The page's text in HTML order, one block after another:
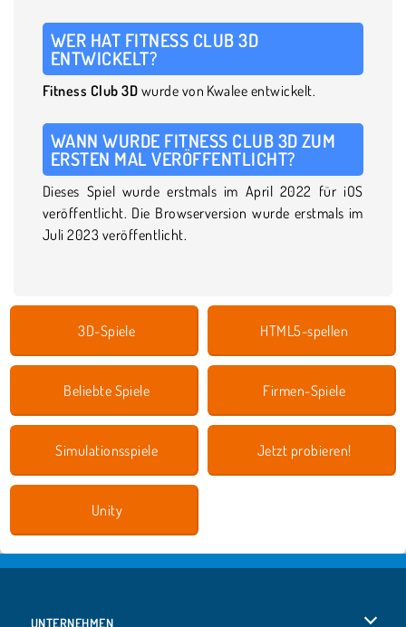
WER HAT FITNESS CLUB 3D
ENTWICKELT?
Fitness Club 3D wurde von Kwalee entwickelt.
WANN WURDE FITNESS CLUB 3D ZUM
ERSTEN MAL VERÖFFENTLICHT?
Dieses Spiel wurde erstmals im April 2022 für iOS
veröffentlicht. Die Browserversion wurde erstmals im
Juli 2023 veröffentlicht.
3D-Spiele HTML5-spellen
Beliebte Spiele Firmen-Spiele
Simulationsspiele Jetzt probieren!
Unity
UNTERNEHMEN